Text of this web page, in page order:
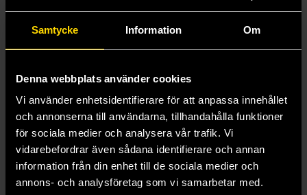
Samtycke Information Om
Denna webbplats använder cookies
Vi använder enhetsidentifierare för att anpassa innehållet
och annonserna till användarna, tillhandahålla funktioner
för sociala medier och analysera vår trafik. Vi
vidarebefordrar även sådana identifierare och annan
information från din enhet till de sociala medier och
annons- och analysföretag som vi samarbetar med.
Starsight
Brandon Sanderson
159 kr
Cytonic
Brandon Sanderson
189 kr